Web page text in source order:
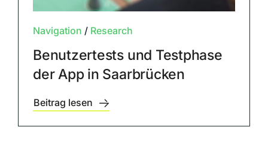
Navigation / Research
Benutzertests und Testphase
der App in Saarbrücken
Beitrag lesen